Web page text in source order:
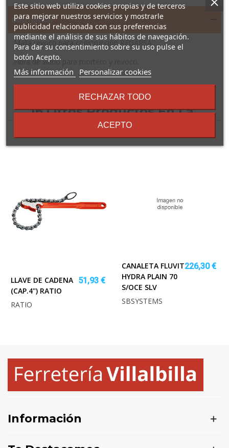
Descripción
Malla revoco para construcción REGARSA.
Fibra de vidrio para mortero y revoco.
16 Otros Productos En La
Misma Categoría:
LLAVE DE CADENA
(CAP.4") RATIO
51,93 €
RATIO
CANALETA FLUVIT
HYDRA PLAIN 70
S/OCE SLV
226,30 €
SBSYSTEMS
Información
Este sitio web utiliza cookies propias y de terceros
para mejorar nuestros servicios y mostrarle
publicidad relacionada con sus preferencias
mediante el análisis de sus hábitos de navegación.
Para dar su consentimiento sobre su uso pulse el
botón Acepto.
Más información
sobre
términos
condiciones
Personalizar cookies
RECHAZAR TODO
ACEPTO